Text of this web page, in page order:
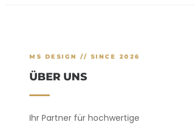
MS DESIGN // SINCE 2026
ÜBER UNS
Ihr Partner für hochwertige